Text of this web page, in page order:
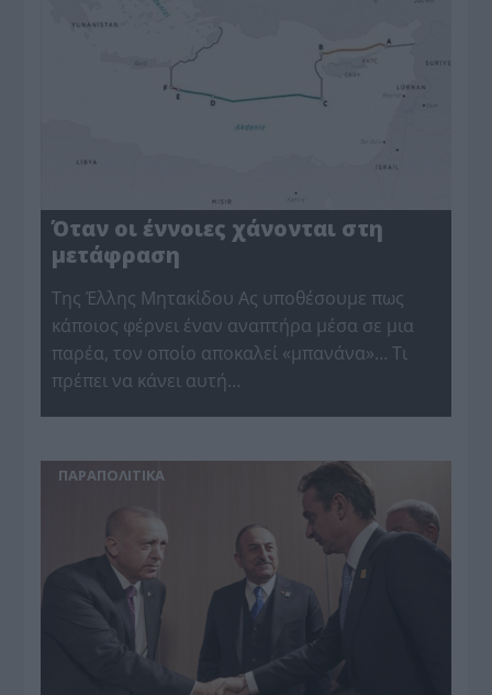
Όταν οι έννοιες χάνονται στη
μετάφραση
Της Έλλης Μητακίδου Ας υποθέσουμε πως
κάποιος φέρνει έναν αναπτήρα μέσα σε μια
παρέα, τον οποίο αποκαλεί «μπανάνα»… Τι
πρέπει να κάνει αυτή…
ΠΑΡΑΠΟΛΙΤΙΚΑ